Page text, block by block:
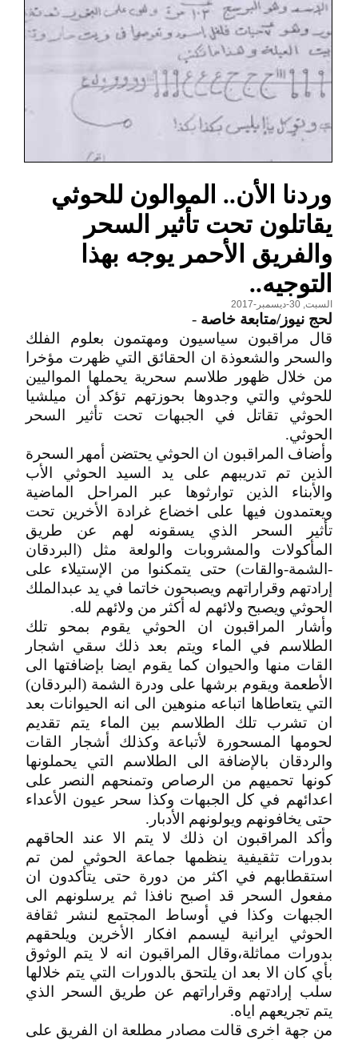
وردنا الأن.. الموالون للحوثي
يقاتلون تحت تأثير السحر
والفريق الأحمر يوجه بهذا
التوجيه..
السبت, 30-ديسمبر-2017
لحج نيوز/متابعة خاصة -
قال مراقبون سياسيون ومهتمون بعلوم الفلك
والسحر والشعوذة ان الحقائق التي ظهرت مؤخرا
من خلال ظهور طلاسم سحرية يحملها المواليين
للحوثي والتي وجدوها بحوزتهم تؤكد أن ميلشيا
الحوثي تقاتل في الجبهات تحت تأثير السحر
الحوثي.
وأضاف المراقبون ان الحوثي يحتضن أمهر السحرة
الذين تم تدريبهم على يد السيد الحوثي الأب
والأبناء الذين توارثوها عبر المراحل الماضية
ويعتمدون فيها على اخضاع غرادة الأخرين تحت
تأثير السحر الذي يسقونه لهم عن طريق
المأكولات والمشروبات والولعة مثل (البردقان
-الشمة-والقات) حتى يتمكنوا من الإستيلاء على
إرادتهم وقراراتهم ويصبحون خاتما في يد عبدالملك
الحوثي ويصبح ولائهم له أكثر من ولائهم لله.
وأشار المراقبون ان الحوثي يقوم بمحو تلك
الطلاسم في الماء ويتم بعد ذلك سقي اشجار
القات منها والحيوان كما يقوم ايضا بإضافتها الى
الأطعمة ويقوم برشها على ودرة الشمة (البردقان)
التي يتعاطاها اتباعه منوهين الى انه الحيوانات بعد
ان تشرب تلك الطلاسم بين الماء يتم تقديم
لحومها المسحورة لأتباعة وكذلك أشجار القات
والردقان بالإضافة الى الطلاسم التي يحملونها
كونها تحميهم من الرصاص وتمنحهم النصر على
اعدائهم في كل الجبهات وكذا سحر عيون الأعداء
حتى يخافونهم ويولونهم الأدبار.
وأكد المراقبون ان ذلك لا يتم الا عند الحاقهم
بدورات تثقيفية ينظمها جماعة الحوثي لمن تم
استقطابهم في اكثر من دورة حتى يتأكدون ان
مفعول السحر قد اصبح نافذا ثم يرسلونهم الى
الجبهات وكذا في أوساط المجتمع لنشر ثقافة
الحوثي ايرانية ليسمم افكار الأخرين ويلحقهم
بدورات مماثلة،وقال المراقبون انه لا يتم الوثوق
بأي كان الا بعد ان يلتحق بالدورات التي يتم خلالها
سلب إرادتهم وقراراتهم عن طريق السحر الذي
يتم تجريعهم اياه.
من جهة اخرى قالت مصادر مطلعة ان الفريق على